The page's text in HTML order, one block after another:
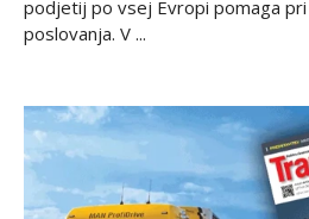
podjetij po vsej Evropi pomaga
poslovanja. V ...